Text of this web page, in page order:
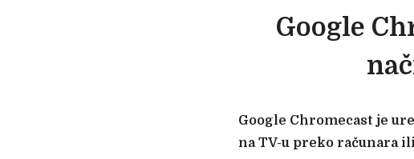
Google
Google Chromecast je
na TV-u preko računara